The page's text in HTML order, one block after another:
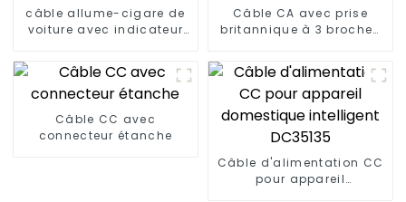
câble allume-cigare de
voiture avec indicateur
Câble CA avec prise
britannique à 3 broches
Câble CC avec
connecteur étanche
Câble d'alimentation CC
pour appareil